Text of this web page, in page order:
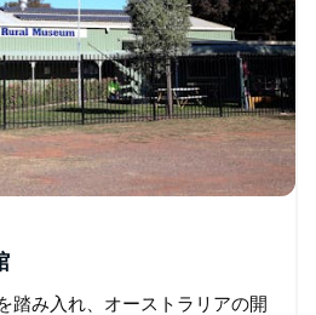
踏み入れ、オーストラリアの開